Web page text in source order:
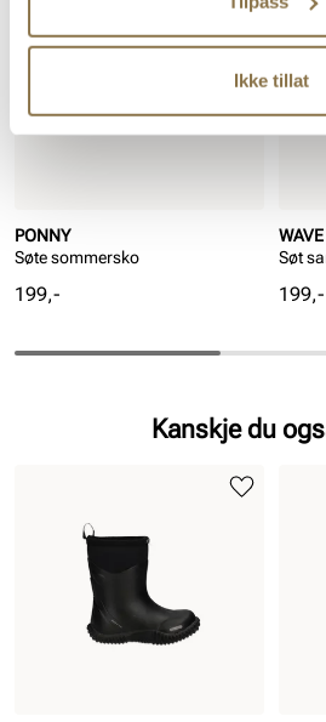
Ikke tillat
PONNY
Søte sommersko
Pris
199,-
WAVE
Søt
Pris
199,-
Kanskje du